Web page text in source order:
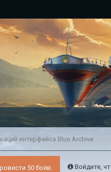
интерфейса Blue Archive
Войдите,
50 боёв.